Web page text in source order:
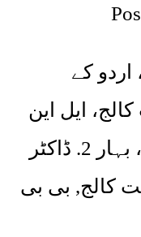
اردو کے
ایل این
متھیلا یونیورسٹی ،دربھنگہ، بہار 2. ڈاکٹر
کالج, بی بی